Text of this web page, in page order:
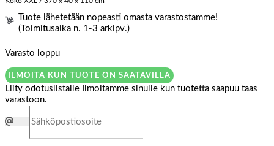
Tuote lähetetään nopeasti omasta varastostamme!
(Toimitusaika n. 1-3 arkipv.)
Varasto loppu
ILMOITA KUN TUOTE ON SAATAVILLA
Liity odotuslistalle
Ilmoitamme sinulle kun tuotetta saapuu taas
varastoon.